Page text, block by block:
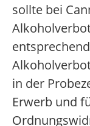
sollte bei
in der
Erwerb und